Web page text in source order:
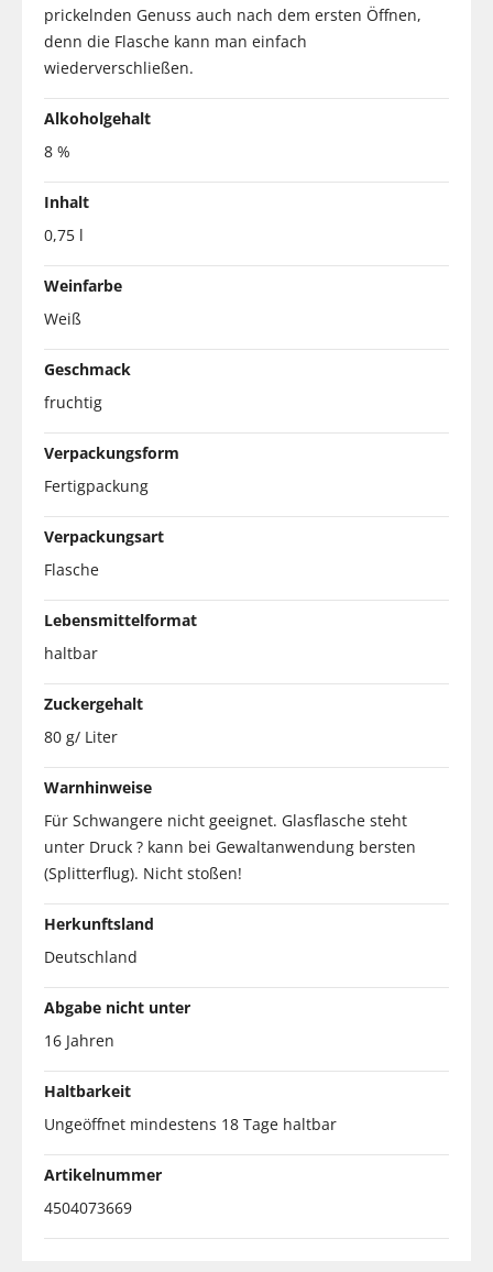
prickelnden Genuss auch nach dem ersten Öffnen,
denn die Flasche kann man einfach
wiederverschließen.
Alkoholgehalt
8 %
Inhalt
0,75 l
Weinfarbe
Weiß
Geschmack
fruchtig
Verpackungsform
Fertigpackung
Verpackungsart
Flasche
Lebensmittelformat
haltbar
Zuckergehalt
80 g/ Liter
Warnhinweise
Für Schwangere nicht geeignet. Glasflasche steht
unter Druck ? kann bei Gewaltanwendung bersten
(Splitterflug). Nicht stoßen!
Herkunftsland
Deutschland
Abgabe nicht unter
16 Jahren
Haltbarkeit
Ungeöffnet mindestens 18 Tage haltbar
Artikelnummer
4504073669